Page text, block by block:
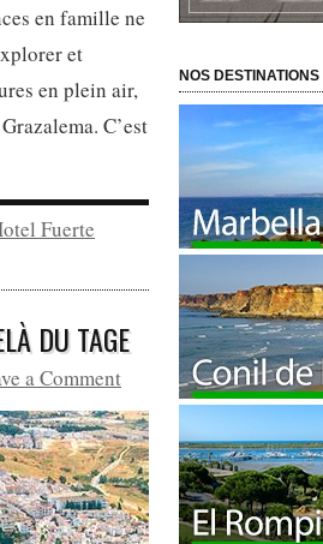
en famille ne
et
en plein air,
C’est
Fuerte
DU TAGE
a Comment
NOS DESTINATIONS